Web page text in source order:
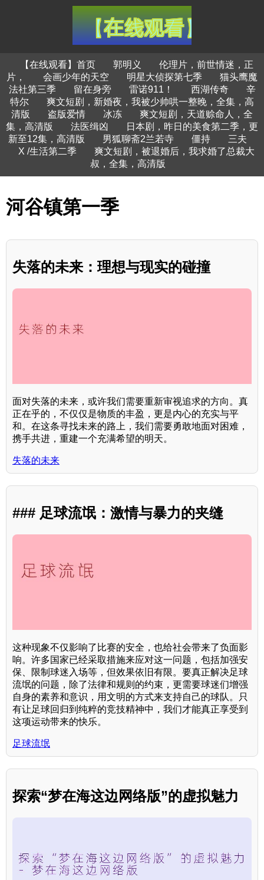
【在线观看】首页 郭明义
伦理片，前世情迷，正
片，
会画少年的天空 明星大侦探第七季
猫头鹰魔
法社第三季
留在身旁 雷诺911！ 西湖传奇
辛
特尔
爽文短剧，新婚夜，我被少帅哄一整晚，全集，高
清版
盗版爱情 冰冻
爽文短剧，天道赊命人，全
集，高清版
法医缉凶
日本剧，昨日的美食第二季，更
新至12集，高清版
男狐聊斋2兰若寺 僵持
三夫
X /生活第二季
爽文短剧，被退婚后，我求婚了总裁大
叔，全集，高清版
河谷镇第一季
失落的未来：理想与现实的碰撞
面对失落的未来，或许我们需要重新审视追求的方向。真
正在乎的，不仅仅是物质的丰盈，更是内心的充实与平
和。在这条寻找未来的路上，我们需要勇敢地面对困难，
携手共进，重建一个充满希望的明天。
失落的未来
### 足球流氓：激情与暴力的夹缝
这种现象不仅影响了比赛的安全，也给社会带来了负面影
响。许多国家已经采取措施来应对这一问题，包括加强安
保、限制球迷入场等，但效果依旧有限。要真正解决足球
流氓的问题，除了法律和规则的约束，更需要球迷们增强
自身的素养和意识，用文明的方式来支持自己的球队。只
有让足球回归到纯粹的竞技精神中，我们才能真正享受到
这项运动带来的快乐。
足球流氓
探索“梦在海这边网络版”的虚拟魅力